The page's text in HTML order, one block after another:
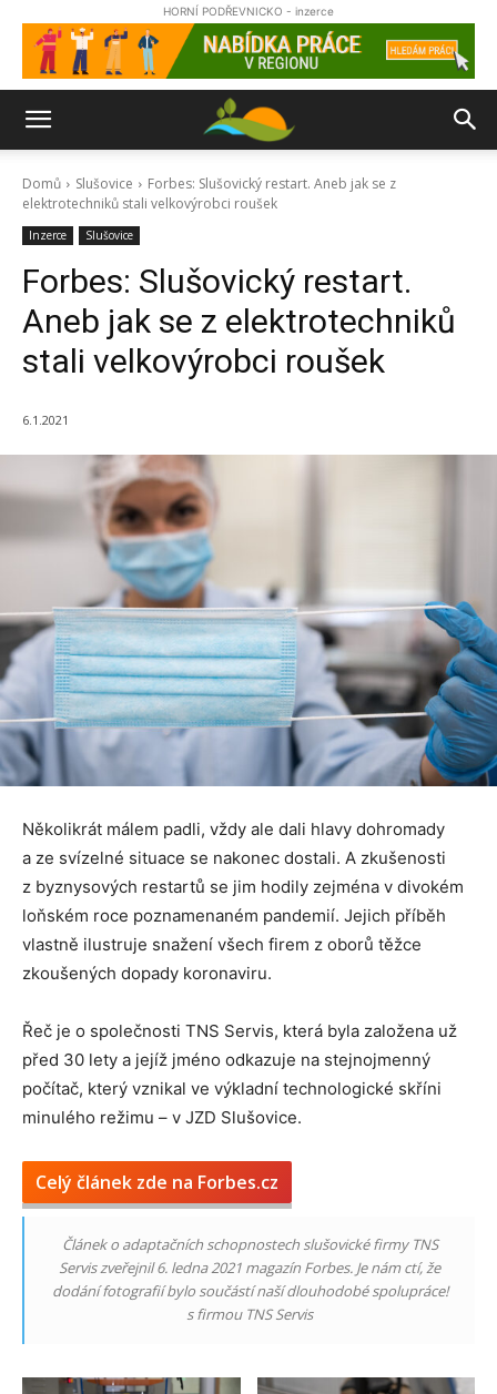
HORNÍ PODŘEVNICKO - inzerce
Domů Slušovice
Forbes: Slušovický restart. Aneb jak se z
elektrotechniků stali velkovýrobci roušek
Inzerce Slušovice
Forbes: Slušovický restart.
Aneb jak se z elektrotechniků
stali velkovýrobci roušek
6.1.2021
Několikrát málem padli, vždy ale dali hlavy dohromady
a ze svízelné situace se nakonec dostali. A zkušenosti
z byznysových restartů se jim hodily zejména v divokém
loňském roce poznamenaném pandemií. Jejich příběh
vlastně ilustruje snažení všech firem z oborů těžce
zkoušených dopady koronaviru.
Řeč je o společnosti TNS Servis, která byla založena už
před 30 lety a jejíž jméno odkazuje na stejnojmenný
počítač, který vznikal ve výkladní technologické skříni
minulého režimu – v JZD Slušovice.
Celý článek zde na Forbes.cz
Článek o adaptačních schopnostech slušovické firmy TNS
Servis zveřejnil 6. ledna 2021 magazín Forbes. Je nám ctí, že
dodání fotografií bylo součástí naší dlouhodobé spolupráce!
s firmou TNS Servis